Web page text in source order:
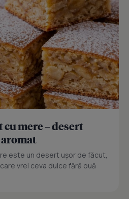
mere – desert
este un desert ușor de făcut,
vrei ceva dulce fără ouă